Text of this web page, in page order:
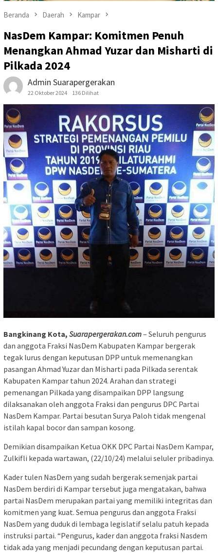
Beranda Daerah Kampar
NasDem Kampar: Komitmen Penuh
Menangkan Ahmad Yuzar dan Misharti di
Pilkada 2024
Admin Suarapergerakan
22 Oktober 2024 136 Dilihat
Bangkinang Kota, Suarapergerakan.com– Seluruh pengurus
dan anggota Fraksi NasDem Kabupaten Kampar bergerak
tegak lurus dengan keputusan DPP untuk memenangkan
pasangan Ahmad Yuzar dan Misharti pada Pilkada serentak
Kabupaten Kampar tahun 2024. Arahan dan strategi
pemenangan Pilkada yang disampaikan DPP langsung
dilaksanakan oleh anggota Fraksi dan pengurus DPC Partai
NasDem Kampar. Partai besutan Surya Paloh tidak mengenal
istilah kapal bocor dan sampan kosong.
Demikian disampaikan Ketua OKK DPC Partai NasDem Kampar,
Zulkifli kepada wartawan, (22/10/24) melalui seluler pribadinya.
Kader tulen NasDem yang sudah bergerak semenjak partai
NasDem berdiri di Kampar tersebut juga mengatakan, bahwa
partai NasDem merupakan partai yang memiliki integritas dan
komitmen yang kuat. Semua pengurus dan anggota Fraksi
NasDem yang duduk di lembaga legislatif selalu patuh kepada
instruksi partai. “Pengurus, kader dan anggota fraksi Nasdem
tidak ada yang menjadi pecundang dengan keputusan partai.